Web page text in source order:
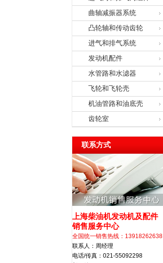
曲轴减振器系统
凸轮轴和传动齿轮
进气和排气系统
发动机配件
水管路和水滤器
飞轮和飞轮壳
机油管路和油底壳
齿轮室
联系方式
上海柴油机发动机及配件
销售服务中心
全国统一销售热线：13918262638
联系人：周经理
电话/传真：021-55092298